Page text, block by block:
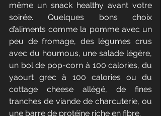
même un snack healthy avant votre
soirée. Quelques bons choix
d’aliments comme la pomme avec un
peu de fromage, des légumes crus
avec du houmous, une salade légère,
un bol de pop-corn à 100 calories, du
yaourt grec à 100 calories ou du
cottage cheese allégé, de fines
tranches de viande de charcuterie, ou
une barre de protéine riche en fibre.